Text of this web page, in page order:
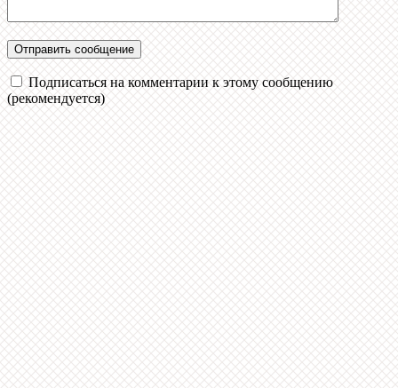
Подписаться на комментарии к этому сообщению
(рекомендуется)